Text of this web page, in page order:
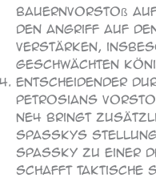
Bauernvorstoß
den Angriff auf
verstärken,
geschwächten
Entscheidender
Petrosians
Ne4 bringt
Spasskys
Spassky zu einer
schafft taktische